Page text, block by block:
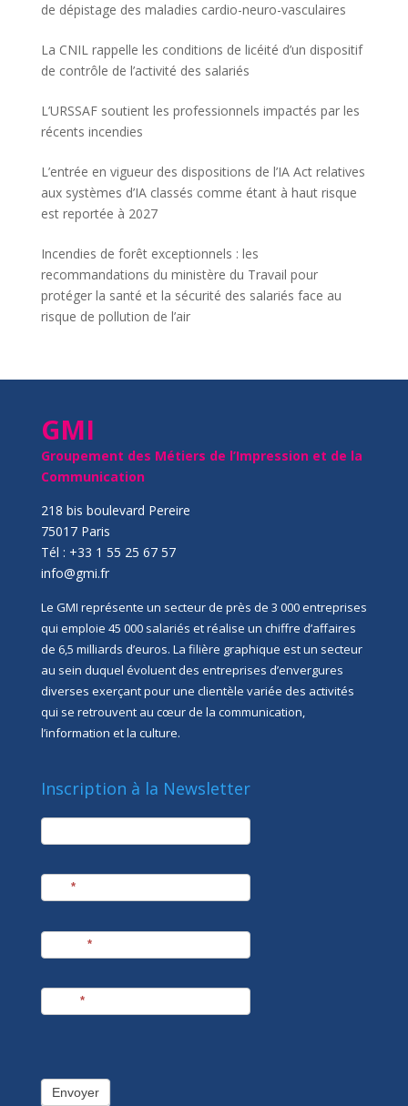
de dépistage des maladies cardio-neuro-vasculaires
La CNIL rappelle les conditions de licéité d’un dispositif
de contrôle de l’activité des salariés
L’URSSAF soutient les professionnels impactés par les
récents incendies
L’entrée en vigueur des dispositions de l’IA Act relatives
aux systèmes d’IA classés comme étant à haut risque
est reportée à 2027
Incendies de forêt exceptionnels : les
recommandations du ministère du Travail pour
protéger la santé et la sécurité des salariés face au
risque de pollution de l’air
GMI
Groupement des Métiers de l’Impression et de la
Communication
218 bis boulevard Pereire
75017 Paris
Tél : +33 1 55 25 67 57
info@gmi.fr
Le GMI représente un secteur de près de 3 000 entreprises
qui emploie 45 000 salariés et réalise un chiffre d’affaires
de 6,5 milliards d’euros. La filière graphique est un secteur
au sein duquel évoluent des entreprises d’envergures
diverses exerçant pour une clientèle variée des activités
qui se retrouvent au cœur de la communication,
l’information et la culture.
Inscription à la Newsletter
newsletter
*
*
*
Envoyer